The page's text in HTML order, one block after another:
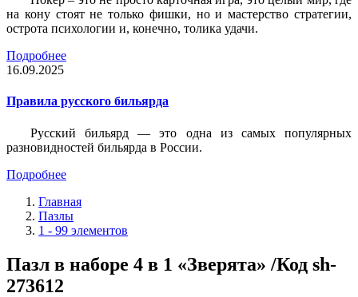
на кону стоят не только фишки, но и мастерство стратегии,
острота психологии и, конечно, толика удачи.
Подробнее
16.09.2025
Правила русского бильярда
Русский бильярд — это одна из самых популярных
разновидностей бильярда в России.
Подробнее
Главная
Пазлы
1 - 99 элементов
Пазл в наборе 4 в 1 «Зверята» /Код sh-
273612